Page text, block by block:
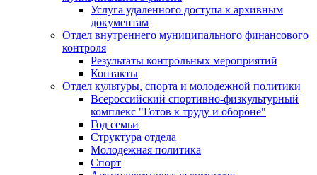
Услуга удаленного доступа к архивным
документам
Отдел внутреннего муниципального финансового
контроля
Результаты контрольных мероприятий
Контакты
Отдел культуры, спорта и молодежной политики
Всероссийский спортивно-физкультурный
комплекс "Готов к труду и обороне"
Год семьи
Структура отдела
Молодежная политика
Спорт